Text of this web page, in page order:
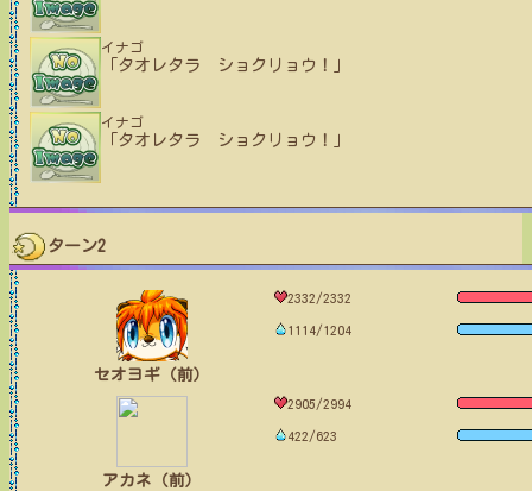
イナゴ
「タオレタラ ショクリョウ！」
イナゴ
「タオレタラ ショクリョウ！」
ターン2
セオヨギ（前）
2332/2332
1114/1204
アカネ（前）
2905/2994
422/623